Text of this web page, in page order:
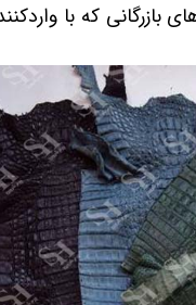
که با